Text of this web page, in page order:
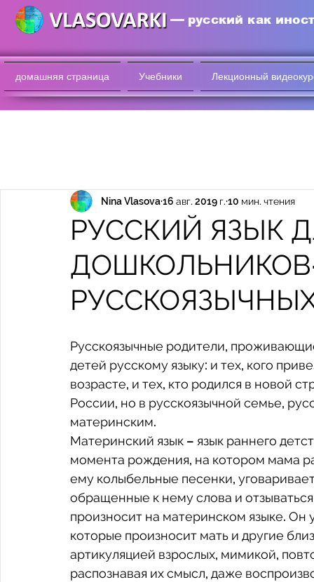
русский как
домашняя страница Учебники Лекционный
РУССКИЙ ЯЗЫК
Nina Vlasova16 авг. 2019 г. 10 мин. чтения
Русскоязычные родители,
детей русскому языку: и тех, кого
возрасте, и тех, кто родился в новой
России, но в русскоязычной семье,
материнским.
Материнский язык – язык раннего
момента рождения, на котором мама
ему колыбельные песенки,
обращенные к нему слова и
произносит на материнском языке. Он
которые произносит мать и другие
артикуляцией взрослых, мимикой,
распознавая их смысл, даже